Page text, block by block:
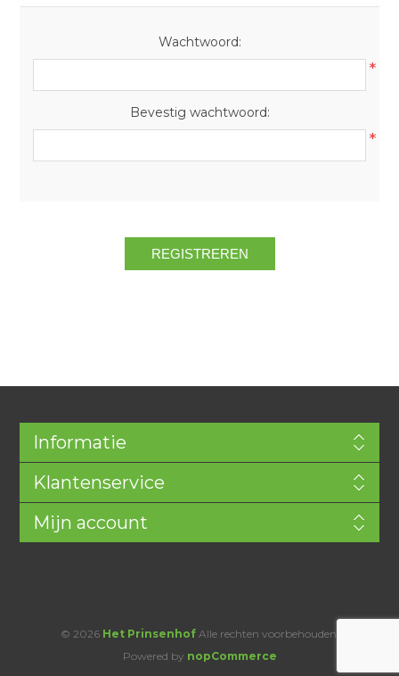
Wachtwoord:
*
Bevestig wachtwoord:
*
Informatie
Klantenservice
Mijn account
© 2026 Het Prinsenhof Alle rechten voorbehouden.
Powered by nopCommerce